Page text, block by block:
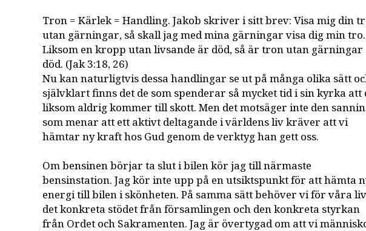
Tron = Kärlek = Handling. Jakob skriver i sitt brev: Visa mig din
utan gärningar, så skall jag med mina gärningar visa dig min
Liksom en kropp utan livsande är död, så är tron utan gärningar
död. (Jak 3:18, 26)
Nu kan naturligtvis dessa handlingar se ut på många olika sätt
självklart finns det de som spenderar så mycket tid i sin kyrka att
liksom aldrig kommer till skott. Men det motsäger inte den
som menar att ett aktivt deltagande i världens liv kräver att vi
hämtar ny kraft hos Gud genom de verktyg han gett oss.
Om bensinen börjar ta slut i bilen kör jag till närmaste
bensinstation. Jag kör inte upp på en utsiktspunkt för att hämta
energi till bilen i skönheten. På samma sätt behöver vi för våra liv
det konkreta stödet från församlingen och den konkreta styrkan
från Ordet och Sakramenten. Jag är övertygad om att vi